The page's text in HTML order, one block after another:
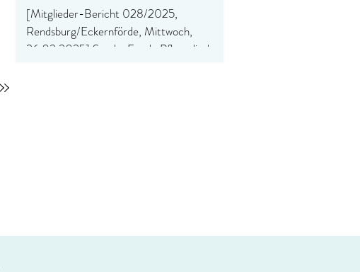
[Mitglieder-Bericht 028/2025,
Rendsburg/Eckernförde, Mittwoch,
26.02.2025] Sascha Frank, Pflegedirektor